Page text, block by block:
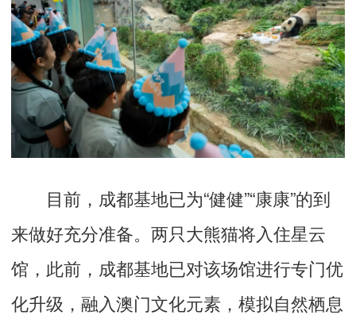
目前，成都基地已为“健健”“康康”的到
来做好充分准备。两只大熊猫将入住星云
馆，此前，成都基地已对该场馆进行专门优
化升级，融入澳门文化元素，模拟自然栖息